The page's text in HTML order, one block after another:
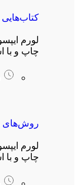
لورم
چاپ و با
روش‌های
لورم
چاپ و با